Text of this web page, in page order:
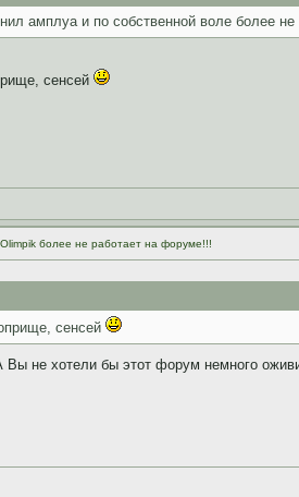
амплуа и по собственной воле более
сенсей
более не работает на форуме!!!
сенсей
не хотели бы этот форум немного